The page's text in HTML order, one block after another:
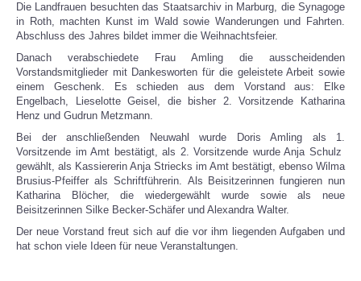
Die Landfrauen besuchten das Staatsarchiv in Marburg, die Synagoge
in Roth, machten Kunst im Wald sowie Wanderungen und Fahrten.
Abschluss des Jahres bildet immer die Weihnachtsfeier.
Danach verabschiedete Frau Amling die ausscheidenden
Vorstandsmitglieder mit Dankesworten für die geleistete Arbeit sowie
einem Geschenk. Es schieden aus dem Vorstand aus: Elke
Engelbach, Lieselotte Geisel, die bisher 2. Vorsitzende Katharina
Henz und Gudrun Metzmann.
Bei der anschließenden Neuwahl wurde Doris Amling als 1.
Vorsitzende im Amt bestätigt, als 2. Vorsitzende wurde Anja Schulz
gewählt, als Kassiererin Anja Striecks im Amt bestätigt, ebenso Wilma
Brusius-Pfeiffer als Schriftführerin. Als Beisitzerinnen fungieren nun
Katharina Blöcher, die wiedergewählt wurde sowie als neue
Beisitzerinnen Silke Becker-Schäfer und Alexandra Walter.
Der neue Vorstand freut sich auf die vor ihm liegenden Aufgaben und
hat schon viele Ideen für neue Veranstaltungen.